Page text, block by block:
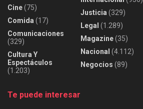
Cine(75)
Comida (17)
Comunicaciones
(329)
Cultura Y
Espectáculos
(1.203)
Justicia (329)
Legal (1.289)
Magazine(35)
Nacional (4.112)
Negocios (89)
Te puede interesar